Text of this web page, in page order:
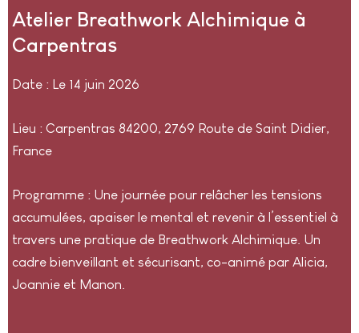
Atelier Breathwork Alchimique à
Carpentras
Date : Le 14 juin 2026
Lieu : Carpentras 84200, 2769 Route de Saint Didier,
France
Programme : Une journée pour relâcher les tensions
accumulées, apaiser le mental et revenir à l’essentiel à
travers une pratique de Breathwork Alchimique. Un
cadre bienveillant et sécurisant, co-animé par Alicia,
Joannie et Manon.